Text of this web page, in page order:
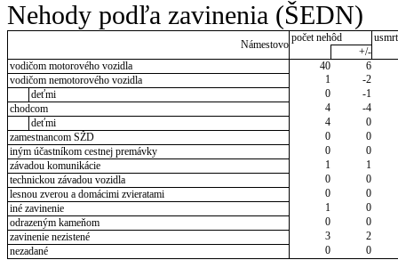
Nehody podľa zavinenia (ŠEDN)
Námestovo
počet nehôd
+/-
vodičom motorového vozidla
40
6
vodičom nemotorového vozidla
1
-2
deťmi
0
-1
chodcom
4
-4
deťmi
4
0
zamestnancom SŽD
0
0
iným účastníkom cestnej premávky
0
0
závadou komunikácie
1
1
technickou závadou vozidla
0
0
lesnou zverou a domácimi zvieratami
0
0
iné zavinenie
1
0
odrazeným kameňom
0
0
zavinenie nezistené
3
2
nezadané
0 0